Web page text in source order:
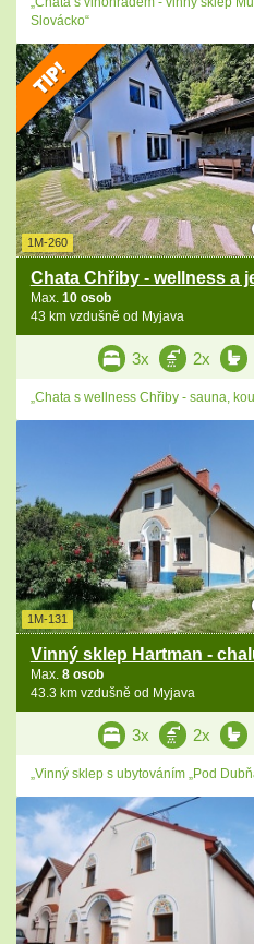
Slovácko“
1M-260
Chata Chřiby - wellness a
Max. 10 osob
43 km vzdušně od Myjava
3x 2x
„Chata s wellness Chřiby - sauna,
1M-131
Vinný sklep Hartman -
Max. 8 osob
43.3 km vzdušně od Myjava
3x 2x
„Vinný sklep s ubytováním „Pod